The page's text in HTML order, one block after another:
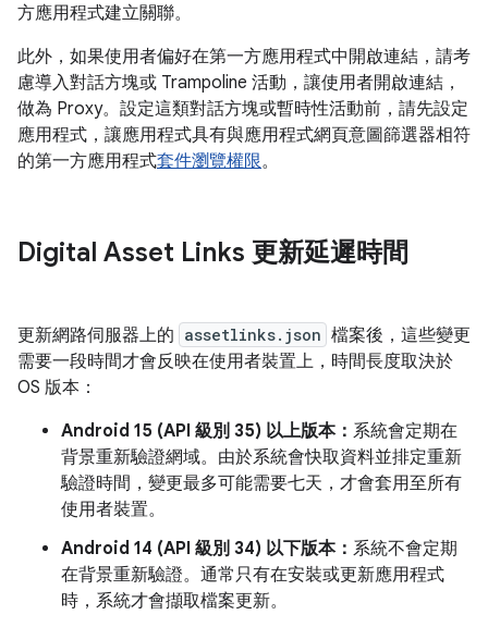
方應用程式建立關聯。
此外，如果使用者偏好在第一方應用程式中開啟連結，請考
慮導入對話方塊或 Trampoline 活動，讓使用者開啟連結，
做為 Proxy。設定這類對話方塊或暫時性活動前，請先設定
應用程式，讓應用程式具有與應用程式網頁意圖篩選器相符
的第一方應用程式套件瀏覽權限。
Digital Asset Links 更新延遲時間
更新網路伺服器上的 assetlinks.json 檔案後，這些變更
需要一段時間才會反映在使用者裝置上，時間長度取決於
OS 版本：
Android 15 (API 級別 35) 以上版本： 系統會定期在
背景重新驗證網域。由於系統會快取資料並排定重新
驗證時間，變更最多可能需要七天，才會套用至所有
使用者裝置。
Android 14 (API 級別 34) 以下版本： 系統不會定期
在背景重新驗證。通常只有在安裝或更新應用程式
時，系統才會擷取檔案更新。